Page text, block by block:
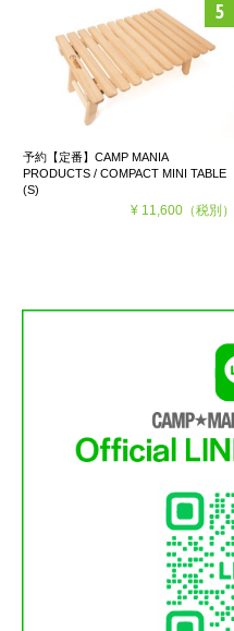
予約【定番】CAMP MANIA
PRODUCTS / COMPACT MINI TABLE
(S)
¥ 11,600（税別）